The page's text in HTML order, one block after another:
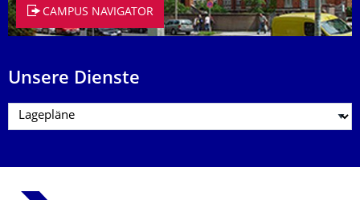
CAMPUS NAVIGATOR
Unsere Dienste